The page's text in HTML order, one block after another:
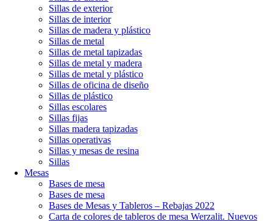
Sillas de exterior
Sillas de interior
Sillas de madera y plástico
Sillas de metal
Sillas de metal tapizadas
Sillas de metal y madera
Sillas de metal y plástico
Sillas de oficina de diseño
Sillas de plástico
Sillas escolares
Sillas fijas
Sillas madera tapizadas
Sillas operativas
Sillas y mesas de resina
Sillas
Mesas
Bases de mesa
Bases de mesa
Bases de Mesas y Tableros – Rebajas 2022
Carta de colores de tableros de mesa Werzalit. Nuevos